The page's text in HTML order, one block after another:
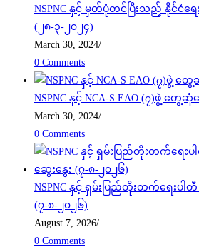
NSPNC နှင့် မှတ်ပုံတင်ပြီးသည့် နိုင်ငံရ
(၂၈-၃-၂၀၂၄)
March 30, 2024/
0 Comments
NSPNC နှင့် NCA-S EAO (၇)ဖွဲ့ တွေ့
March 30, 2024/
0 Comments
NSPNC နှင့် ရှမ်းပြည်တိုးတက်ရေးပါ
(၇-၈-၂၀၂၆)
August 7, 2026/
0 Comments